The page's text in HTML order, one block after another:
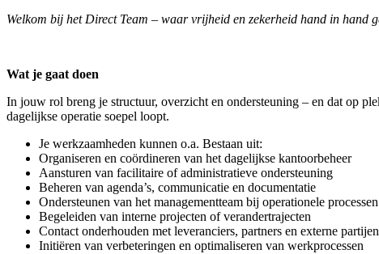
Welkom bij het Direct Team – waar vrijheid en zekerheid hand in hand
Wat je gaat doen
In jouw rol breng je structuur, overzicht en ondersteuning – en dat op
dagelijkse operatie soepel loopt.
Je werkzaamheden kunnen o.a. Bestaan uit:
Organiseren en coördineren van het dagelijkse kantoorbeheer
Aansturen van facilitaire of administratieve ondersteuning
Beheren van agenda’s, communicatie en documentatie
Ondersteunen van het managementteam bij operationele processen
Begeleiden van interne projecten of verandertrajecten
Contact onderhouden met leveranciers, partners en externe partijen
Initiëren van verbeteringen en optimaliseren van werkprocessen